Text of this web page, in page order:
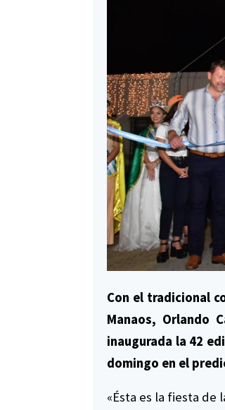
Con el tradicional
Manaos, Orlando
inaugurada la 42
domingo en el
«Ésta es la fiesta